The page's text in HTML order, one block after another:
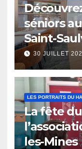
séniors
Saint-
30 JUILLET
LES PORTRAITS DU
La fête
les-Mines